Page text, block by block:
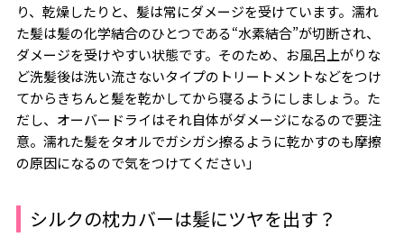
り、乾燥したりと、髪は常にダメージを受けています。濡れ
た髪は髪の化学結合のひとつである“水素結合”が切断され、
ダメージを受けやすい状態です。そのため、お風呂上がりな
ど洗髪後は洗い流さないタイプのトリートメントなどをつけ
てからきちんと髪を乾かしてから寝るようにしましょう。た
だし、オーバードライはそれ自体がダメージになるので要注
意。濡れた髪をタオルでガシガシ擦るように乾かすのも摩擦
の原因になるので気をつけてください」
シルクの枕カバーは髪にツヤを出す？